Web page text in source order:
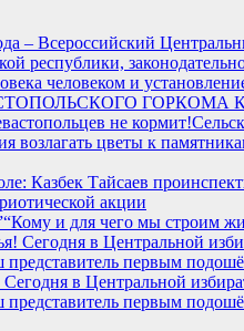
– Всероссийский
республики,
человеком и
акции
“Кому и для чего мы строим
в Центральной
первым